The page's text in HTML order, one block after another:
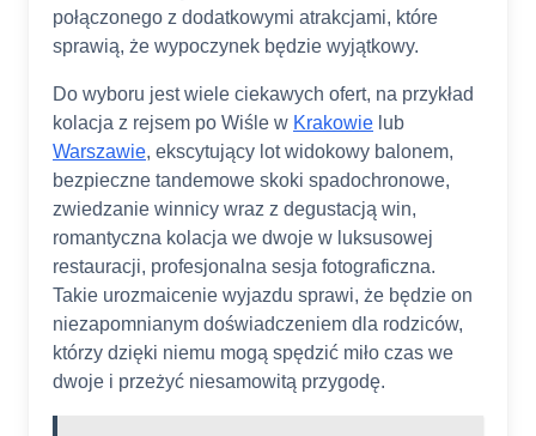
połączonego z dodatkowymi atrakcjami, które
sprawią, że wypoczynek będzie wyjątkowy.
Do wyboru jest wiele ciekawych ofert, na przykład
kolacja z rejsem po Wiśle w Krakowie lub
Warszawie, ekscytujący lot widokowy balonem,
bezpieczne tandemowe skoki spadochronowe,
zwiedzanie winnicy wraz z degustacją win,
romantyczna kolacja we dwoje w luksusowej
restauracji, profesjonalna sesja fotograficzna.
Takie urozmaicenie wyjazdu sprawi, że będzie on
niezapomnianym doświadczeniem dla rodziców,
którzy dzięki niemu mogą spędzić miło czas we
dwoje i przeżyć niesamowitą przygodę.